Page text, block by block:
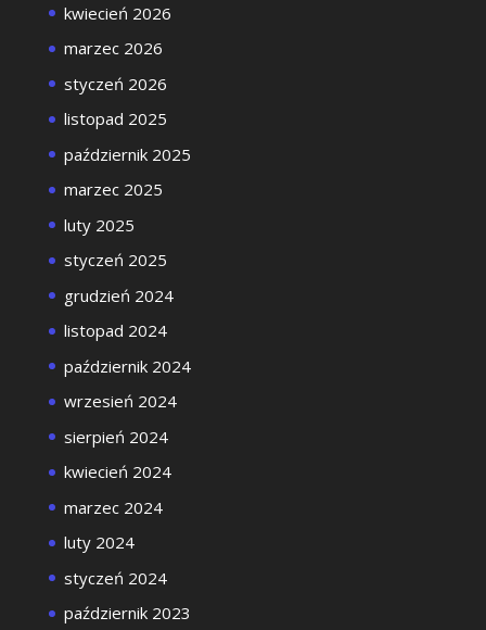
kwiecień 2026
marzec 2026
styczeń 2026
listopad 2025
październik 2025
marzec 2025
luty 2025
styczeń 2025
grudzień 2024
listopad 2024
październik 2024
wrzesień 2024
sierpień 2024
kwiecień 2024
marzec 2024
luty 2024
styczeń 2024
październik 2023